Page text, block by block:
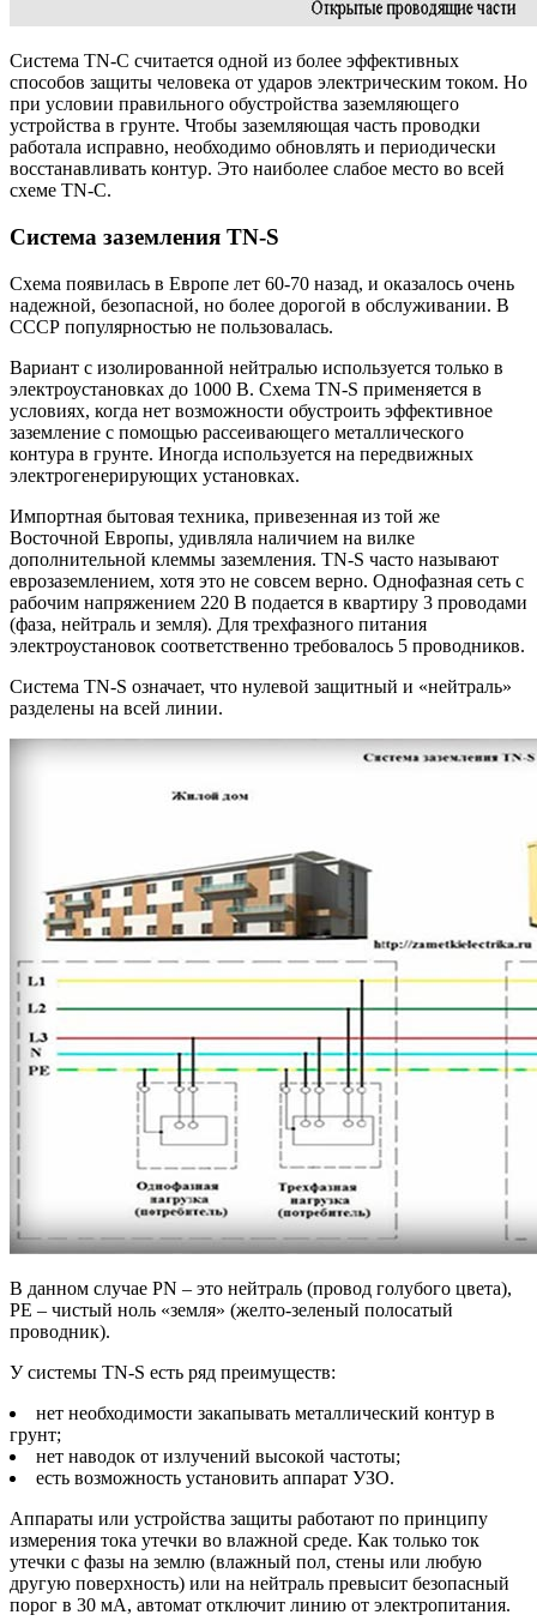
Система TN-C считается одной из более эффективных
способов защиты человека от ударов электрическим током. Но
при условии правильного обустройства заземляющего
устройства в грунте. Чтобы заземляющая часть проводки
работала исправно, необходимо обновлять и периодически
восстанавливать контур. Это наиболее слабое место во всей
схеме TN-C.
Система заземления TN-S
Схема появилась в Европе лет 60-70 назад, и оказалось очень
надежной, безопасной, но более дорогой в обслуживании. В
СССР популярностью не пользовалась.
Вариант с изолированной нейтралью используется только в
электроустановках до 1000 В. Схема TN-S применяется в
условиях, когда нет возможности обустроить эффективное
заземление с помощью рассеивающего металлического
контура в грунте. Иногда используется на передвижных
электрогенерирующих установках.
Импортная бытовая техника, привезенная из той же
Восточной Европы, удивляла наличием на вилке
дополнительной клеммы заземления. TN-S часто называют
еврозаземлением, хотя это не совсем верно. Однофазная сеть с
рабочим напряжением 220 В подается в квартиру 3 проводами
(фаза, нейтраль и земля). Для трехфазного питания
электроустановок соответственно требовалось 5 проводников.
Система TN-S означает, что нулевой защитный и «нейтраль»
разделены на всей линии.
В данном случае PN – это нейтраль (провод голубого цвета),
РЕ – чистый ноль «земля» (желто-зеленый полосатый
проводник).
У системы TN-S есть ряд преимуществ:
нет необходимости закапывать металлический контур в
грунт;
нет наводок от излучений высокой частоты;
есть возможность установить аппарат УЗО.
Аппараты или устройства защиты работают по принципу
измерения тока утечки во влажной среде. Как только ток
утечки с фазы на землю (влажный пол, стены или любую
другую поверхность) или на нейтраль превысит безопасный
порог в 30 мА, автомат отключит линию от электропитания.